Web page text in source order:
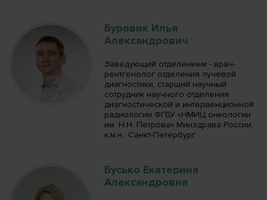
Буровик Илья
Александрович
Заведующий отделением - врач-
рентгенолог отделения лучевой
диагностики, старший научный
сотрудник научного отделения
диагностической и интервенционной
радиологии ФГБУ «НМИЦ онкологии
им. Н.Н. Петрова» Минздрава России,
к.м.н., Санкт-Петербург
Бусько Екатерина
Александровна